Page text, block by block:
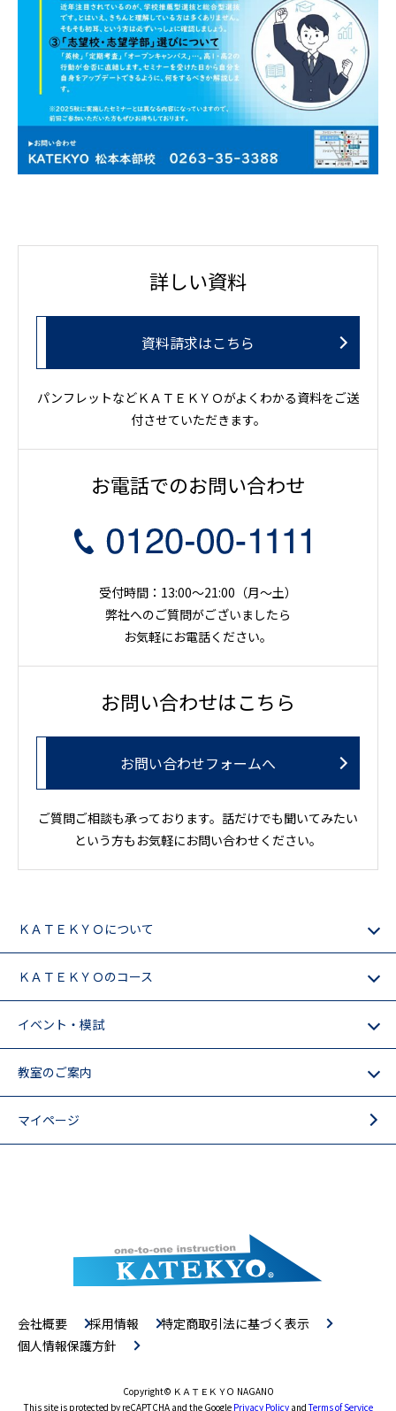
詳しい資料
資料請求はこちら
パンフレットなどＫＡＴＥＫＹＯがよくわかる資料をご送
付させていただきます。
お電話でのお問い合わせ
受付時間：13:00～21:00（月〜土）
弊社へのご質問がございましたら
お気軽にお電話ください。
お問い合わせはこちら
お問い合わせフォームへ
ご質問ご相談も承っております。話だけでも聞いてみたい
という方もお気軽にお問い合わせください。
ＫＡＴＥＫＹＯについて
ＫＡＴＥＫＹＯのコース
イベント・模試
教室のご案内
マイページ
会社概要 採用情報
特定商取引法に基づく表示
個人情報保護方針
Copyright© ＫＡＴＥＫＹＯ NAGANO
This site is protected by reCAPTCHA and the Google Privacy PolicyandTerms of Service